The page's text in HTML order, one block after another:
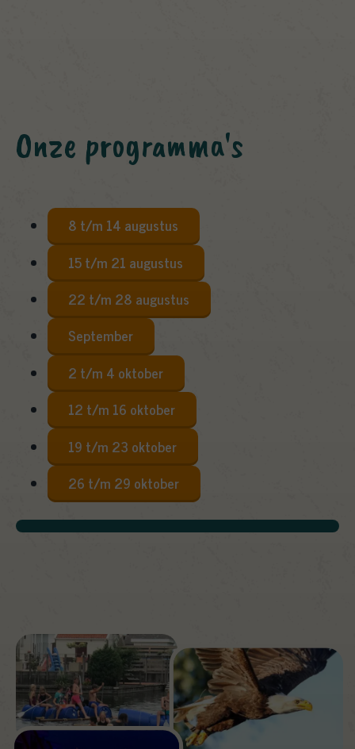
Onze programma's
8 t/m 14 augustus
15 t/m 21 augustus
22 t/m 28 augustus
September
2 t/m 4 oktober
12 t/m 16 oktober
19 t/m 23 oktober
26 t/m 29 oktober